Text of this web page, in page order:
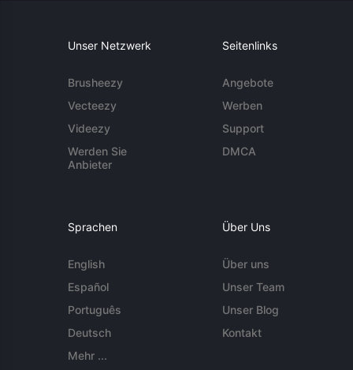
Unser Netzwerk
Brusheezy
Vecteezy
Videezy
Werden Sie
Anbieter
Seitenlinks
Angebote
Werben
Support
DMCA
Sprachen
English
Español
Português
Deutsch
Mehr ...
Über Uns
Über uns
Unser Team
Unser Blog
Kontakt